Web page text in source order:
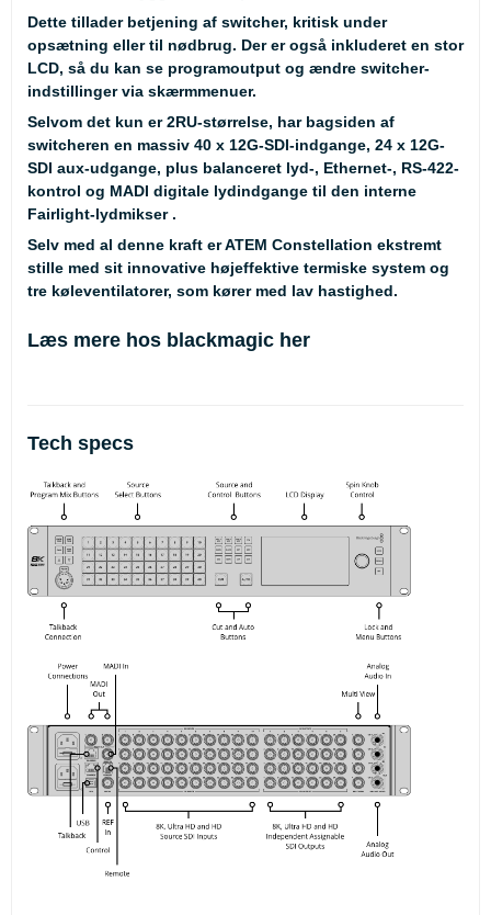
Dette tillader betjening af switcher, kritisk under
opsætning eller til nødbrug. Der er også inkluderet en stor
LCD, så du kan se programoutput og ændre switcher-
indstillinger via skærmmenuer.
Selvom det kun er 2RU-størrelse, har bagsiden af ​​
switcheren en massiv 40 x 12G-SDI-indgange, 24 x 12G-
SDI aux-udgange, plus balanceret lyd-, Ethernet-, RS-422-
kontrol og MADI digitale lydindgange til den interne
Fairlight-lydmikser .
Selv med al denne kraft er ATEM Constellation ekstremt
stille med sit innovative højeffektive termiske system og
tre køleventilatorer, som kører med lav hastighed.
Læs mere hos blackmagic her
Tech specs